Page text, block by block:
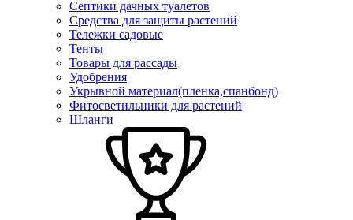
Септики дачных туалетов
Средства для защиты растений
Тележки садовые
Тенты
Товары для рассады
Удобрения
Укрывной материал(пленка,спанбонд)
Фитосветильники для растений
Шланги